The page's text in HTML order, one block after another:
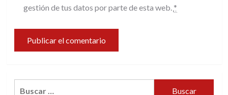
gestión de tus datos por parte de esta web. *